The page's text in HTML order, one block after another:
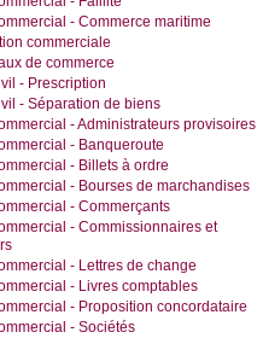
- Commerce maritime
commerciale
de commerce
- Prescription
- Séparation de biens
- Administrateurs provisoires
- Banqueroute
- Billets à ordre
- Bourses de marchandises
- Commerçants
- Commissionnaires et
- Lettres de change
- Livres comptables
- Proposition concordataire
- Sociétés